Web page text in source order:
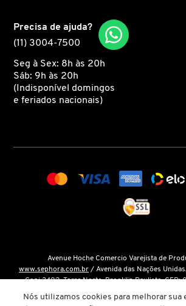
MIU MIU
MONCLER
MONTBLANC
MOSCHINO
N.P.P.E.
Precisa de ajuda?
(11) 3004-7500
Seg à Sex: 8h às 20h
Sáb: 9h às 20h
(Indisponível domingos
e feriados nacionais)
Avenue Hoche Comercio Varejista de
www.sephora.com.br / Avenida das Nações
Conj 3402, Torre Norte, Brooklin Paulista, CEP:
Nós utilizamos cookies para melhorar sua